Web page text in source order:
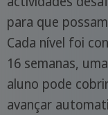
para que
Cada nível foi
16 semanas,
aluno pode
avançar